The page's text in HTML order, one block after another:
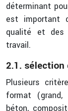
déterminant
est important
qualité et des
travail.
2.1.
Plusieurs
format
béton,